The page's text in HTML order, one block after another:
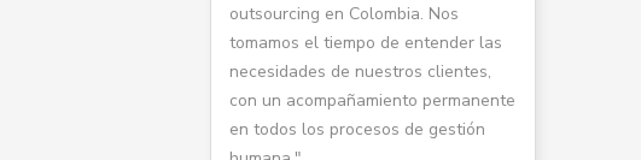
outsourcing en Colombia. Nos
tomamos el tiempo de entender las
necesidades de nuestros clientes,
con un acompañamiento permanente
en todos los procesos de gestión